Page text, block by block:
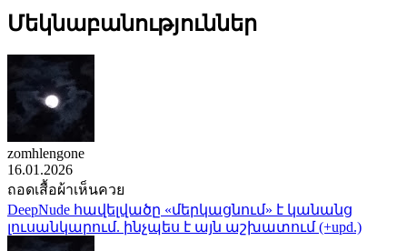
Մեկնաբանություններ
zomhlengone
16.01.2026
ถอดเสื้อผ้าเห็นควย
DeepNude հավելվածը «մերկացնում» է կանանց
լուսանկարում. ինչպես է այն աշխատում (+upd.)